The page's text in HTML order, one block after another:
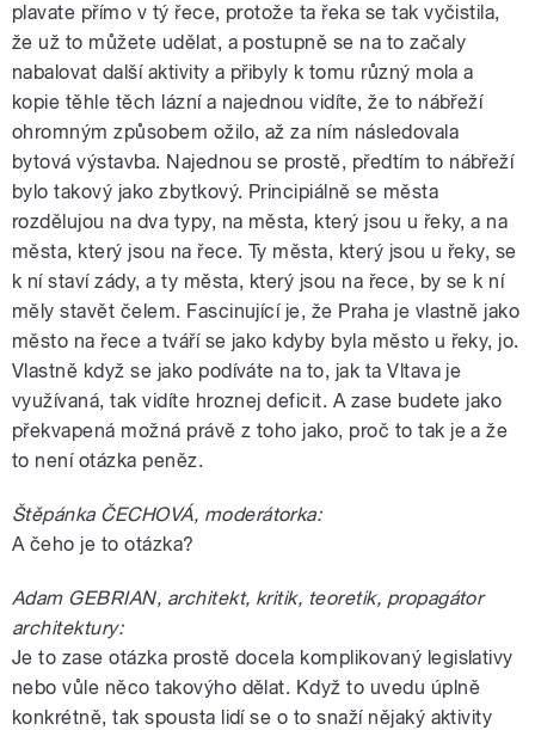
plavate přímo v tý řece, protože ta řeka se tak vyčistila,
že už to můžete udělat, a postupně se na to začaly
nabalovat další aktivity a přibyly k tomu různý mola a
kopie těhle těch lázní a najednou vidíte, že to nábřeží
ohromným způsobem ožilo, až za ním následovala
bytová výstavba. Najednou se prostě, předtím to nábřeží
bylo takový jako zbytkový. Principiálně se města
rozdělujou na dva typy, na města, který jsou u řeky, a na
města, který jsou na řece. Ty města, který jsou u řeky, se
k ní staví zády, a ty města, který jsou na řece, by se k ní
měly stavět čelem. Fascinující je, že Praha je vlastně jako
město na řece a tváří se jako kdyby byla město u řeky, jo.
Vlastně když se jako podíváte na to, jak ta Vltava je
využívaná, tak vidíte hroznej deficit. A zase budete jako
překvapená možná právě z toho jako, proč to tak je a že
to není otázka peněz.
Štěpánka ČECHOVÁ, moderátorka:
A čeho je to otázka?
Adam GEBRIAN, architekt, kritik, teoretik, propagátor
architektury:
Je to zase otázka prostě docela komplikovaný legislativy
nebo vůle něco takovýho dělat. Když to uvedu úplně
konkrétně, tak spousta lidí se o to snaží nějaký aktivity